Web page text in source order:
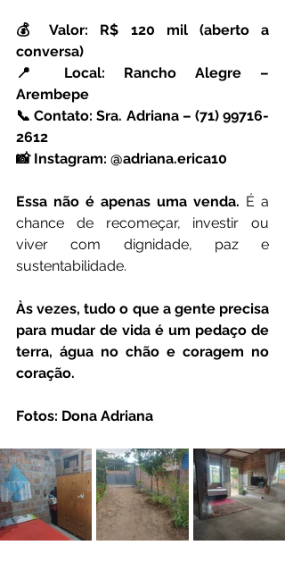
💰 Valor: R$ 120 mil (aberto a
conversa)
📍 Local: Rancho Alegre –
Arembepe
📞 Contato: Sra. Adriana – (71) 99716-
2612
📸 Instagram: @adriana.erica10
Essa não é apenas uma venda. É a
chance de recomeçar, investir ou
viver com dignidade, paz e
sustentabilidade.
Às vezes, tudo o que a gente precisa
para mudar de vida é um pedaço de
terra, água no chão e coragem no
coração.
Fotos: Dona Adriana